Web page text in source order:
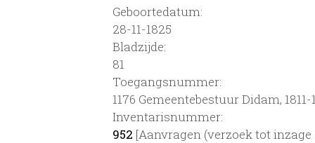
Geboortedatum:
28-11-1825
Bladzijde:
81
Toegangsnummer:
1176 Gemeentebestuur Didam, 1811-
Inventarisnummer:
952 [Aanvragen (verzoek tot